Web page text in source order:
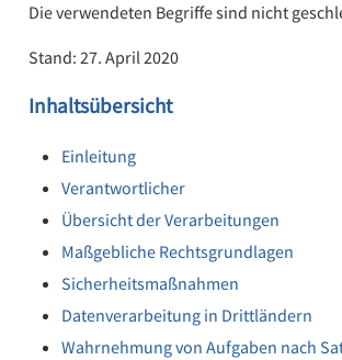
Die verwendeten Begriffe sind nicht
Stand: 27. April 2020
Inhaltsübersicht
Einleitung
Verantwortlicher
Übersicht der Verarbeitungen
Maßgebliche Rechtsgrundlagen
Sicherheitsmaßnahmen
Datenverarbeitung in Drittländern
Wahrnehmung von Aufgaben nach